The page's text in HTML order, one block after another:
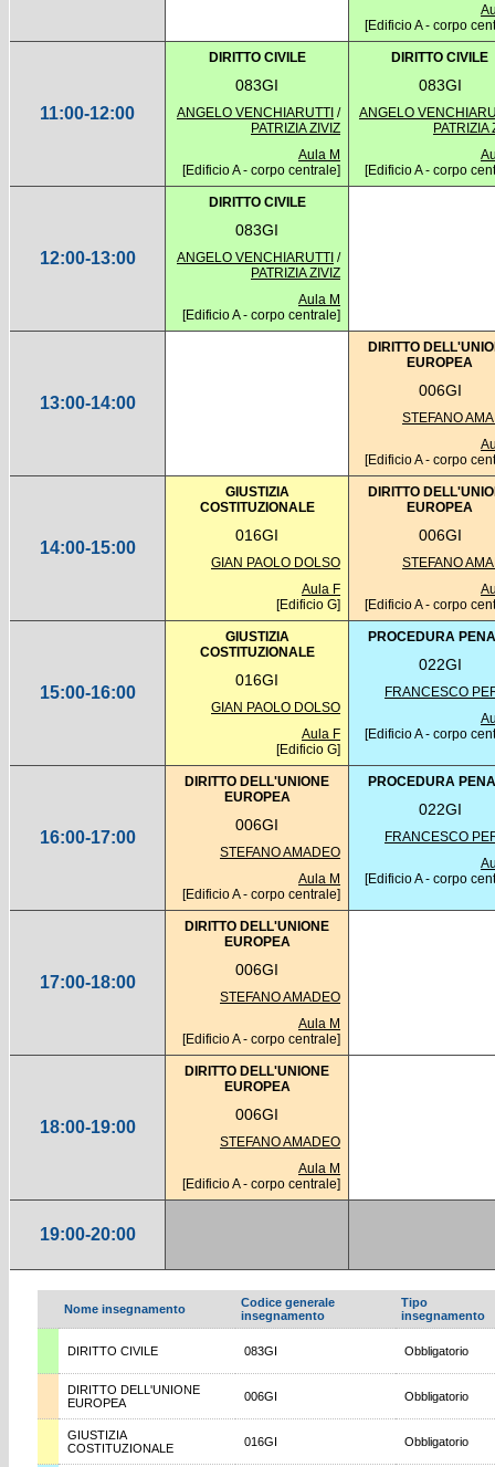
[Edificio A - corpo
11:00-12:00
DIRITTO CIVILE
083GI
ANGELO VENCHIARUTTI /
PATRIZIA ZIVIZ
Aula M
[Edificio A - corpo centrale]
DIRITTO CIVILE
083GI
ANGELO
PATRIZIA
[Edificio A - corpo
12:00-13:00
DIRITTO CIVILE
083GI
ANGELO VENCHIARUTTI /
PATRIZIA ZIVIZ
Aula M
[Edificio A - corpo centrale]
13:00-14:00
DIRITTO
EUROPEA
006GI
STEFANO
[Edificio A - corpo
14:00-15:00
GIUSTIZIA
COSTITUZIONALE
016GI
GIAN PAOLO DOLSO
Aula F
[Edificio G]
DIRITTO
EUROPEA
006GI
STEFANO
[Edificio A - corpo
15:00-16:00
GIUSTIZIA
COSTITUZIONALE
016GI
GIAN PAOLO DOLSO
Aula F
[Edificio G]
PROCEDURA
022GI
FRANCESCO
[Edificio A - corpo
16:00-17:00
DIRITTO DELL'UNIONE
EUROPEA
006GI
STEFANO AMADEO
Aula M
[Edificio A - corpo centrale]
PROCEDURA
022GI
FRANCESCO
[Edificio A - corpo
17:00-18:00
DIRITTO DELL'UNIONE
EUROPEA
006GI
STEFANO AMADEO
Aula M
[Edificio A - corpo centrale]
18:00-19:00
DIRITTO DELL'UNIONE
EUROPEA
006GI
STEFANO AMADEO
Aula M
[Edificio A - corpo centrale]
19:00-20:00
Nome insegnamento
Codice generale
insegnamento
Tipo
insegnamento
DIRITTO CIVILE 083GI Obbligatorio
DIRITTO DELL'UNIONE
EUROPEA
006GI Obbligatorio
GIUSTIZIA
COSTITUZIONALE
016GI Obbligatorio